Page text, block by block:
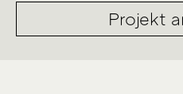
Projekt